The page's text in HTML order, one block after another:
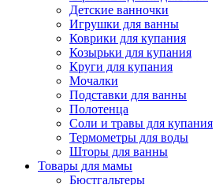
Детские ванночки
Игрушки для ванны
Коврики для купания
Козырьки для купания
Круги для купания
Мочалки
Подставки для ванны
Полотенца
Соли и травы для купания
Термометры для воды
Шторы для ванны
Товары для мамы
Бюстгальтеры